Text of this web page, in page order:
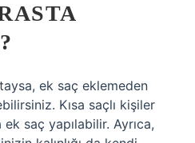
ek saç eklemeden
Kısa saçlı kişiler
saç yapılabilir. Ayrıca,